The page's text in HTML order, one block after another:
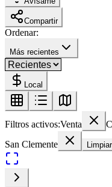
Compartir
Ordenar:
Más recientes
Local
Filtros activos:Venta
San Clemente